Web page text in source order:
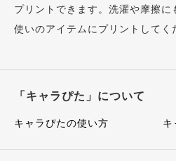
プリントできます。洗濯や摩擦に
使いのアイテムにプリントしてく
「キャラぴた」について
キャラぴたの使い方 キ